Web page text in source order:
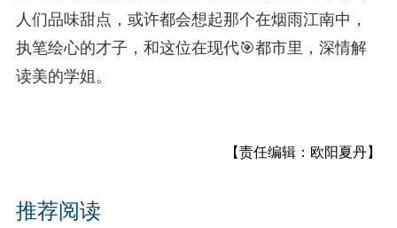
人们品味甜点，或许都会想起那个在烟雨江南中，
执笔绘心的才子，和这位在现代🎯都市里，深情解
读美的学姐。
【责任编辑：欧阳夏丹】
推荐阅读